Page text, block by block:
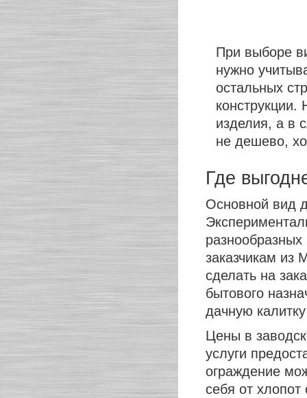
При выборе
нужно
остальных
изделия, а в
не дешево,
Где
Основной вид
заказчикам из
сделать на
бытового
дачную
Цены в
услуги
ограждение
себя от хлопот